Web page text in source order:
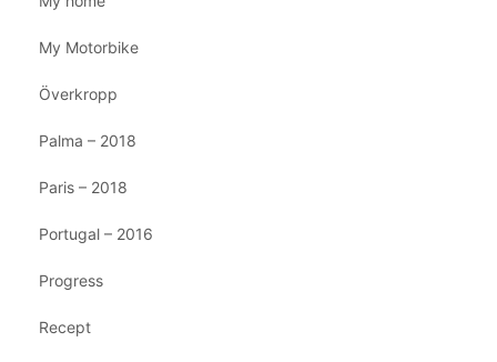
My Motorbike
Överkropp
Palma – 2018
Paris – 2018
Portugal – 2016
Progress
Recept